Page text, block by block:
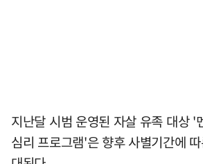
지난달 시범 운영된 자살 유족 대상 '
심리 프로그램'은 향후 사별기간에